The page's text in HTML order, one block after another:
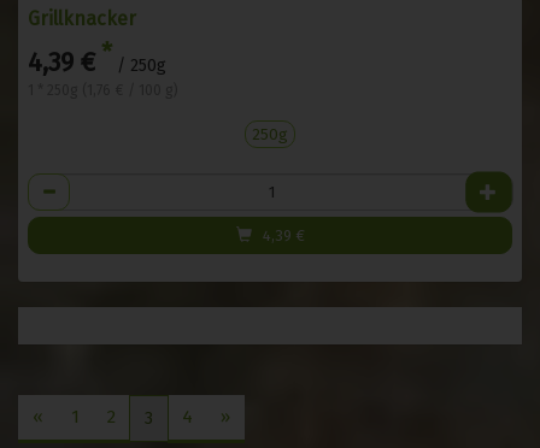
Grillknacker
4,39 € * / 250g
250g
Anzahl
4,39 €
« 1 2 3 4 »